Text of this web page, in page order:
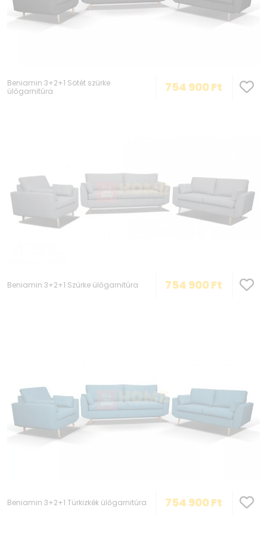
Beniamin 3+2+1 Sötét szürke
ülőgarnitúra
754 900Ft
Beniamin 3+2+1 Szürke ülőgarnitúra 754 900Ft
Beniamin 3+2+1 Türkizkék ülőgarnitúra 754 900Ft